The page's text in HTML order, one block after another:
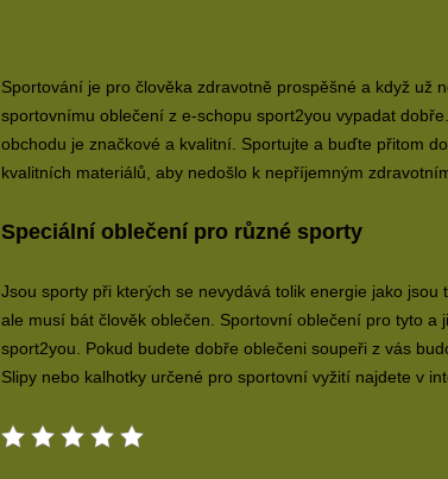
Sportování je pro člověka zdravotně prospěšné a když už
sportovnímu oblečení z e-schopu sport2you vypadat dobře.
obchodu je značkové a kvalitní. Sportujte a buďte přitom
kvalitních materiálů, aby nedošlo k nepříjemným
Speciální oblečení pro různé sporty
Jsou sporty při kterých se nevydává tolik energie jako jsou
ale musí bát člověk oblečen. Sportovní oblečení pro tyto a
sport2you. Pokud budete dobře oblečeni soupeři z vás
Slipy nebo kalhotky určené pro sportovní vyžití najdete v